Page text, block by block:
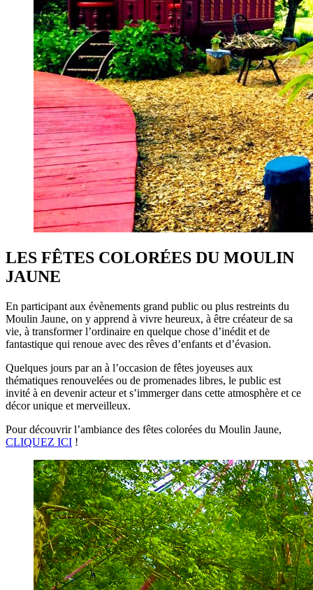
LES FÊTES COLORÉES DU MOULIN
JAUNE
En participant aux évènements grand public ou plus restreints du
Moulin Jaune, on y apprend à vivre heureux, à être créateur de sa
vie, à transformer l’ordinaire en quelque chose d’inédit et de
fantastique qui renoue avec des rêves d’enfants et d’évasion.
Quelques jours par an à l’occasion de fêtes joyeuses aux
thématiques renouvelées ou de promenades libres, le public est
invité à en devenir acteur et s’immerger dans cette atmosphère et ce
décor unique et merveilleux.
Pour découvrir l’ambiance des fêtes colorées du Moulin Jaune,
CLIQUEZ ICI !